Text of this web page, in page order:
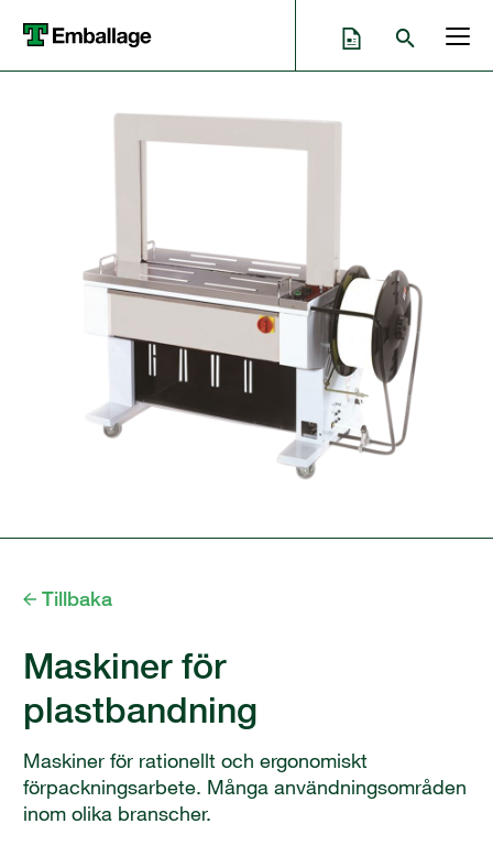
Tillbaka
Maskiner för
plastbandning
Maskiner för rationellt och ergonomiskt
förpackningsarbete. Många användningsområden
inom olika branscher.